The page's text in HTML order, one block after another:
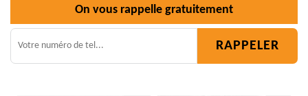
On vous rappelle gratuitement